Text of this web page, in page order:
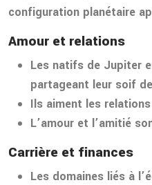
configuration planétaire
Amour et relations
Les natifs de Jupiter
partageant leur soif
Ils aiment les
L’amour et l’amitié
Carrière et finances
Les domaines liés à